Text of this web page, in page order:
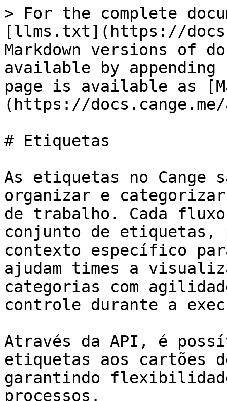
> For the complete
[llms.txt](https://
Markdown versions of
available by
page is available as
(https://
# Etiquetas
As etiquetas no Cange
organizar e
de trabalho. Cada
conjunto de etiquetas,
contexto específico
ajudam times a
categorias com
controle durante a
Através da API, é
etiquetas aos cartões
garantindo